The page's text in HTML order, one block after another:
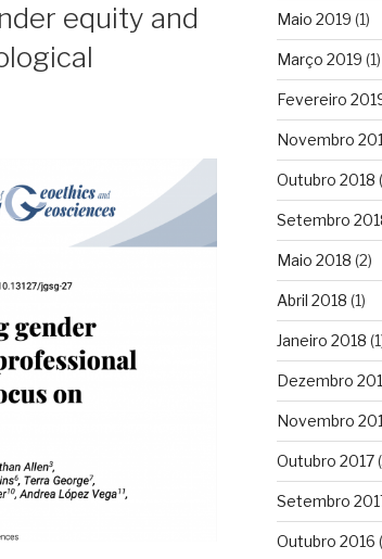
equity and
Maio 2019 (1)
Março 2019 (1)
Fevereiro
Novembro
Outubro 2018
Setembro
Maio 2018 (2)
Abril 2018 (1)
Janeiro 2018
Dezembro
Novembro
Outubro 2017
Setembro
Outubro 2016